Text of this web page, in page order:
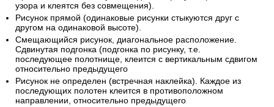
узора и клеятся без совмещения).
Рисунок прямой (одинаковые рисунки стыкуются друг с
другом на одинаковой высоте).
Смещающийся рисунок, диагональное расположение.
Сдвинутая подгонка (подгонка по рисунку, т.е.
последующее полотнище, клеится с вертикальным сдвигом
относительно предыдущего
Рисунок не определен (встречная наклейка). Каждое из
последующих полотен клеится в противоположном
направлении, относительно предыдущего